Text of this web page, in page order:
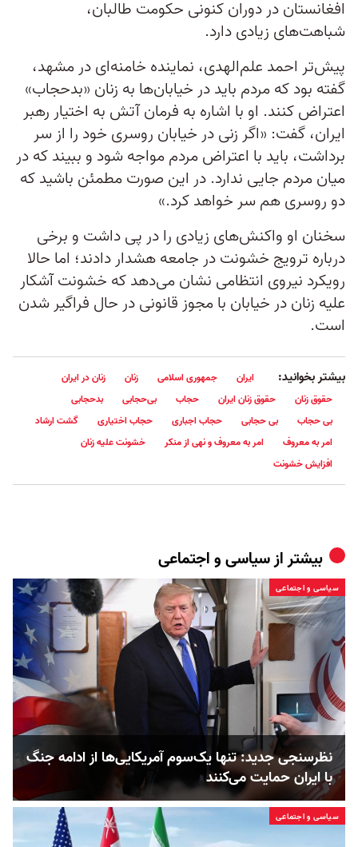
افغانستان در دوران کنونی حکومت طالبان،
شباهت‌های زیادی دارد.
پیش‌تر احمد علم‌الهدی، نماینده خامنه‌ای در مشهد،
گفته بود که مردم باید در خیابان‌ها به زنان «بدحجاب»
اعتراض کنند. او با اشاره به فرمان آتش به اختیار رهبر
ایران، گفت: «اگر زنی در خیابان روسری خود را از سر
برداشت، باید با اعتراض مردم مواجه شود و ببیند که در
میان مردم جایی ندارد. در این صورت مطمئن باشید که
دو روسری هم سر خواهد کرد.»
سخنان او واکنش‌های زیادی را در پی داشت و برخی
درباره ترویج خشونت در جامعه هشدار دادند؛ اما حالا
رویکرد نیروی انتظامی نشان می‌دهد که خشونت آشکار
علیه زنان در خیابان با مجوز قانونی در حال فراگیر شدن
است.
بیشتر بخوانید: ایران جمهوری اسلامی زنان
زنان در ایران
حقوق زنان
حقوق زنان ایران حجاب بی‌حجابی
بدحجابی
بی حجاب
بی حجابی حجاب اجباری حجاب اختیاری
گشت ارشاد
امر به معروف
امر به معروف و نهی از منکر
خشونت علیه زنان
افزایش خشونت
بیشتر ازسیاسی و اجتماعی
سیاسی و اجتماعی
نظرسنجی جدید: تنها یک‌سوم آمریکایی‌ها از ادامه جنگ
با ایران حمایت می‌کنند
سیاسی و اجتماعی